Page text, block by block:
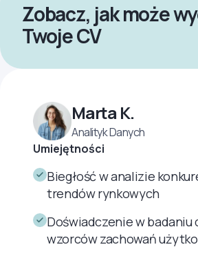
Zobacz, jak może
Twoje CV
Marta K.
Analityk Danych
Umiejętności
Biegłość w analizie
trendów rynkowych
Doświadczenie w badaniu
wzorców zachowań